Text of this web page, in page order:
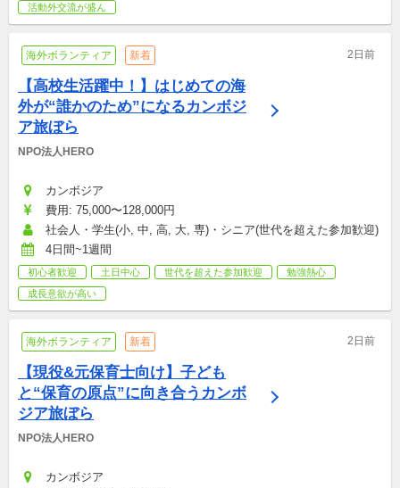
活動外交流が盛ん
海外ボランティア 新着 2日前
【高校生活躍中！】はじめての海
外が“誰かのため”になるカンボジ
ア旅ぼら
NPO法人HERO
カンボジア
費用: 75,000〜128,000円
社会人・学生(小, 中, 高, 大, 専)・シニア(世代を超えた参加歓迎)
4日間~1週間
初心者歓迎 土日中心 世代を超えた参加歓迎
勉強熱心
成長意欲が高い
海外ボランティア 新着 2日前
【現役&元保育士向け】子ども
と“保育の原点”に向き合うカンボ
ジア旅ぼら
NPO法人HERO
カンボジア